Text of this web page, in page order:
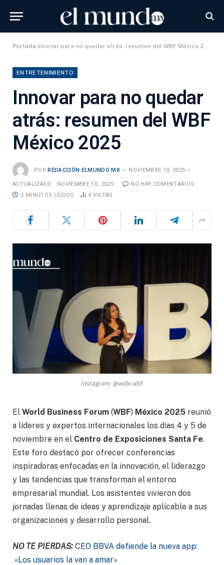
Portada Innovar para no quedar atrás: resumen del WBF México 2025
ENTRETENIMIENTO
Innovar para no quedar
atrás: resumen del WBF
México 2025
POR REDACCIÓN ELMUNDO MX NOVIEMBRE 10, 2025
ACTUALIZADO: NOVIEMBRE 10, 2025
NO HAY COMENTARIOS
2 MINUTOS LEÍDOS
4 VISTAS
Instagram: @wobi.wbf
El World Business Forum (WBF) México 2025 reunió
a líderes y expertos internacionales los días 4 y 5 de
noviembre en el Centro de Exposiciones Santa Fe.
Este foro destacó por ofrecer conferencias
inspiradoras enfocadas en la innovación, el liderazgo
y las tendencias que transforman el entorno
empresarial mundial. Los asistentes vivieron dos
jornadas llenas de ideas y aprendizaje aplicable a sus
organizaciones y desarrollo personal.
NO TE PIERDAS: CEO BBVA defiende la nueva app:
«Los usuarios la van a amar»